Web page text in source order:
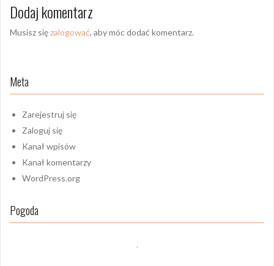
Dodaj komentarz
Musisz sięzalogować, aby móc dodać komentarz.
Meta
Zarejestruj się
Zaloguj się
Kanał wpisów
Kanał komentarzy
WordPress.org
Pogoda